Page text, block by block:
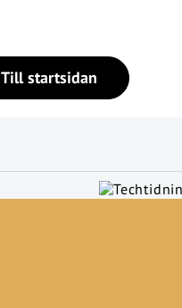
Till startsidan